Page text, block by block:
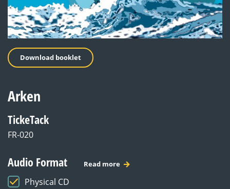
Download booklet
Arken
TickeTack
FR-020
Audio Format Read more
Physical CD